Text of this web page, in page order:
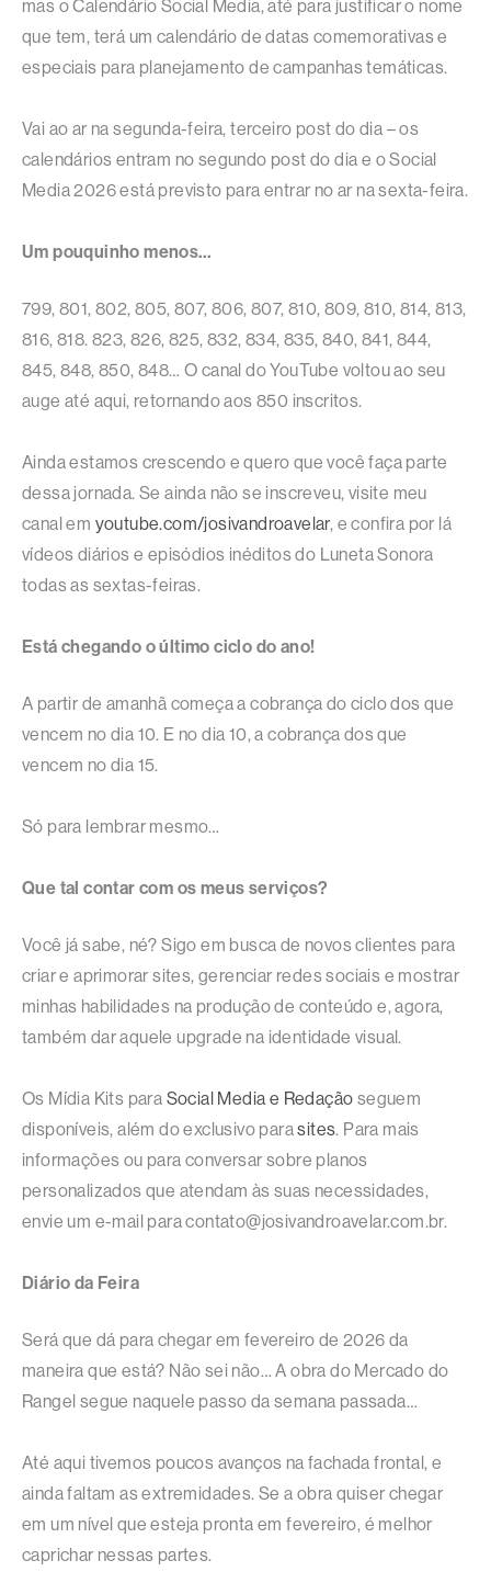
mas o Calendário Social Media, até para justificar o nome
que tem, terá um calendário de datas comemorativas e
especiais para planejamento de campanhas temáticas.
Vai ao ar na segunda-feira, terceiro post do dia – os
calendários entram no segundo post do dia e o Social
Media 2026 está previsto para entrar no ar na sexta-feira.
Um pouquinho menos…
799, 801, 802, 805, 807, 806, 807, 810, 809, 810, 814, 813,
816, 818. 823, 826, 825, 832, 834, 835, 840, 841, 844,
845, 848, 850, 848… O canal do YouTube voltou ao seu
auge até aqui, retornando aos 850 inscritos.
Ainda estamos crescendo e quero que você faça parte
dessa jornada. Se ainda não se inscreveu, visite meu
canal em youtube.com/josivandroavelar, e confira por lá
vídeos diários e episódios inéditos do Luneta Sonora
todas as sextas-feiras.
Está chegando o último ciclo do ano!
A partir de amanhã começa a cobrança do ciclo dos que
vencem no dia 10. E no dia 10, a cobrança dos que
vencem no dia 15.
Só para lembrar mesmo…
Que tal contar com os meus serviços?
Você já sabe, né? Sigo em busca de novos clientes para
criar e aprimorar sites, gerenciar redes sociais e mostrar
minhas habilidades na produção de conteúdo e, agora,
também dar aquele upgrade na identidade visual.
Os Mídia Kits para Social Media e Redação seguem
disponíveis, além do exclusivo parasites. Para mais
informações ou para conversar sobre planos
personalizados que atendam às suas necessidades,
envie um e-mail para contato@josivandroavelar.com.br.
Diário da Feira
Será que dá para chegar em fevereiro de 2026 da
maneira que está? Não sei não… A obra do Mercado do
Rangel segue naquele passo da semana passada…
Até aqui tivemos poucos avanços na fachada frontal, e
ainda faltam as extremidades. Se a obra quiser chegar
em um nível que esteja pronta em fevereiro, é melhor
caprichar nessas partes.